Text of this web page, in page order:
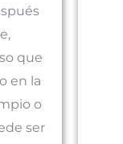
que
en la
o
ser